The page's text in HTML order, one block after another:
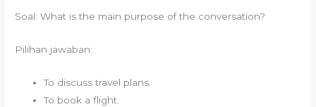
Soal: What is the main purpose of the conversation?
Pilihan jawaban:
To discuss travel plans.
To book a flight.